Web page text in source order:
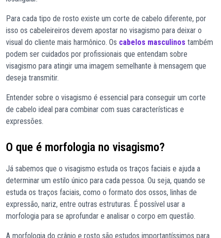
Para cada tipo de rosto existe um corte de cabelo diferente, por
isso os cabeleireiros devem apostar no visagismo para deixar o
visual do cliente mais harmônico. Os cabelos masculinos também
podem ser cuidados por profissionais que entendam sobre
visagismo para atingir uma imagem semelhante à mensagem que
deseja transmitir.
Entender sobre o visagismo é essencial para conseguir um corte
de cabelo ideal para combinar com suas características e
expressões.
O que é morfologia no visagismo?
Já sabemos que o visagismo estuda os traços faciais e ajuda a
determinar um estilo único para cada pessoa. Ou seja, quando se
estuda os traços faciais, como o formato dos ossos, linhas de
expressão, nariz, entre outras estruturas. É possível usar a
morfologia para se aprofundar e analisar o corpo em questão.
A morfologia do crânio e rosto são estudos importantíssimos para